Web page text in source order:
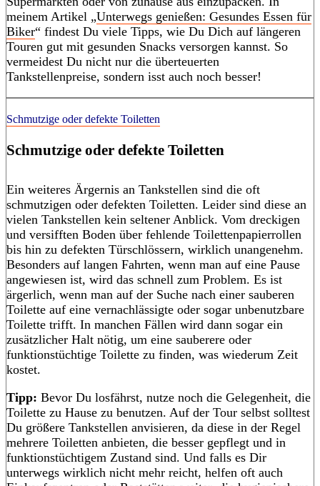
meinem Artikel „Unterwegs genießen: Gesundes Essen für
Biker“ findest Du viele Tipps, wie Du Dich auf längeren
Touren gut mit gesunden Snacks versorgen kannst. So
vermeidest Du nicht nur die überteuerten
Tankstellenpreise, sondern isst auch noch besser!
Schmutzige oder defekte Toiletten
Schmutzige oder defekte Toiletten
Ein weiteres Ärgernis an Tankstellen sind die oft
schmutzigen oder defekten Toiletten. Leider sind diese an
vielen Tankstellen kein seltener Anblick. Vom dreckigen
und versifften Boden über fehlende Toilettenpapierrollen
bis hin zu defekten Türschlössern, wirklich unangenehm.
Besonders auf langen Fahrten, wenn man auf eine Pause
angewiesen ist, wird das schnell zum Problem. Es ist
ärgerlich, wenn man auf der Suche nach einer sauberen
Toilette auf eine vernachlässigte oder sogar unbenutzbare
Toilette trifft. In manchen Fällen wird dann sogar ein
zusätzlicher Halt nötig, um eine sauberere oder
funktionstüchtige Toilette zu finden, was wiederum Zeit
kostet.
Tipp: Bevor Du losfährst, nutze noch die Gelegenheit, die
Toilette zu Hause zu benutzen. Auf der Tour selbst solltest
Du größere Tankstellen anvisieren, da diese in der Regel
mehrere Toiletten anbieten, die besser gepflegt und in
funktionstüchtigem Zustand sind. Und falls es Dir
unterwegs wirklich nicht mehr reicht, helfen oft auch